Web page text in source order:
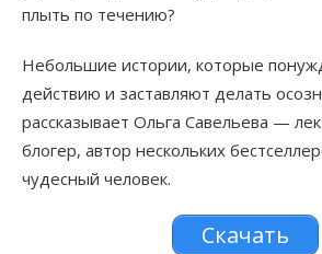
плыть по течению?
Небольшие истории, которые
действию и заставляют делать
рассказывает Ольга Савельева —
блогер, автор нескольких
чудесный человек.
Скачать